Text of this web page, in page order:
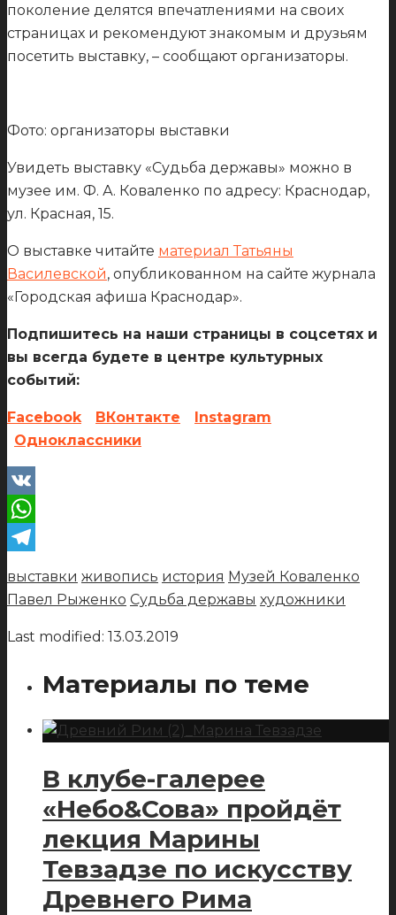
поколение делятся впечатлениями на своих
страницах и рекомендуют знакомым и друзьям
посетить выставку, – сообщают организаторы.
Фото: организаторы выставки
Увидеть выставку «Судьба державы» можно в
музее им. Ф. А. Коваленко по адресу: Краснодар,
ул. Красная, 15.
О выставке читайте материал Татьяны
Василевской, опубликованном на сайте журнала
«Городская афиша Краснодар».
Подпишитесь на наши страницы в соцсетях и
вы всегда будете в центре культурных
событий:
Facebook ВКонтакте
Instagram
Одноклассники
VK
WhatsApp
выставки живопись история Музей Коваленко
Павел Рыженко Судьба державы художники
Last modified: 13.03.2019
Материалы по теме
В клубе-галерее
«Небо&Сова» пройдёт
лекция Марины
Тевзадзе по искусству
Древнего Рима